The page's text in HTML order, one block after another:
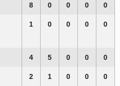
8 0 0 0 0
1 0 0 0 0
4 5 0 0 0
2 1 0 0 0